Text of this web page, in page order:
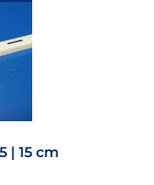
| 15 cm